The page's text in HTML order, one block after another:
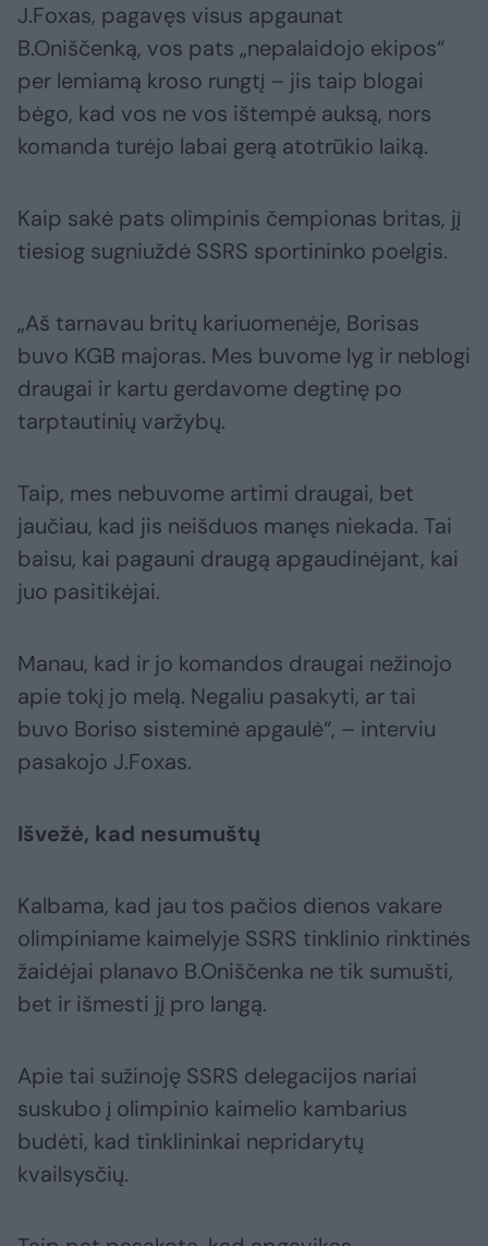
J.Foxas, pagavęs visus apgaunat
B.Oniščenką, vos pats „nepalaidojo ekipos“
per lemiamą kroso rungtį – jis taip blogai
bėgo, kad vos ne vos ištempė auksą, nors
komanda turėjo labai gerą atotrūkio laiką.
Kaip sakė pats olimpinis čempionas britas, jį
tiesiog sugniuždė SSRS sportininko poelgis.
„Aš tarnavau britų kariuomenėje, Borisas
buvo KGB majoras. Mes buvome lyg ir neblogi
draugai ir kartu gerdavome degtinę po
tarptautinių varžybų.
Taip, mes nebuvome artimi draugai, bet
jaučiau, kad jis neišduos manęs niekada. Tai
baisu, kai pagauni draugą apgaudinėjant, kai
juo pasitikėjai.
Manau, kad ir jo komandos draugai nežinojo
apie tokį jo melą. Negaliu pasakyti, ar tai
buvo Boriso sisteminė apgaulė“, – interviu
pasakojo J.Foxas.
Išvežė, kad nesumuštų
Kalbama, kad jau tos pačios dienos vakare
olimpiniame kaimelyje SSRS tinklinio rinktinės
žaidėjai planavo B.Oniščenka ne tik sumušti,
bet ir išmesti jį pro langą.
Apie tai sužinoję SSRS delegacijos nariai
suskubo į olimpinio kaimelio kambarius
budėti, kad tinklininkai nepridarytų
kvailsysčių.